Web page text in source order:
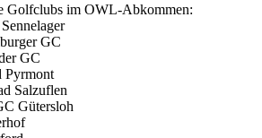
Golfclubs im OWL-Abkommen:
GC
GC
Pyrmont
Salzuflen
Gütersloh